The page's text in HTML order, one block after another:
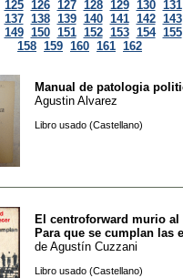
125 126 127 128 129 130 131
137 138 139 140 141 142 143
149 150 151 152 153 154 155
158 159 160 161 162
Manual de patologia
Agustin Alvarez
Libro usado (Castellano)
El centroforward murio al
Para que se cumplan las
de Agustín Cuzzani
Libro usado (Castellano)